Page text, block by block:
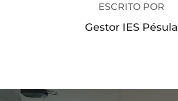
ESCRITO POR
Gestor IES Pésula